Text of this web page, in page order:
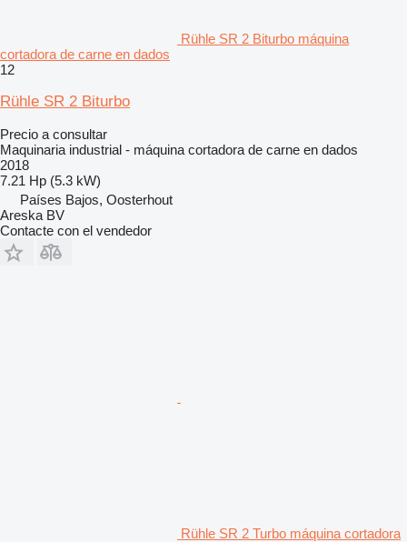
Rühle SR 2 Biturbo máquina
cortadora de carne en dados
12
Rühle SR 2 Biturbo
Precio a consultar
Maquinaria industrial - máquina cortadora de carne en dados
2018
7.21 Hp (5.3 kW)
Países Bajos, Oosterhout
Areska BV
Contacte con el vendedor
Rühle SR 2 Turbo máquina cortadora